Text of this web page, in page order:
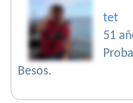
tet
51
Besos.